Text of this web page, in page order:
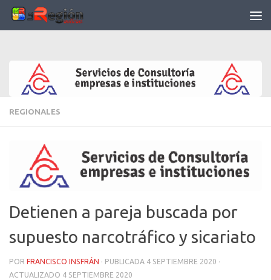
Saltar al contenido
REGIONALES
Detienen a pareja buscada por
supuesto narcotráfico y sicariato
POR FRANCISCO INSFRÁN · PUBLICADA 4 SEPTIEMBRE 2020 ·
ACTUALIZADO 4 SEPTIEMBRE 2020